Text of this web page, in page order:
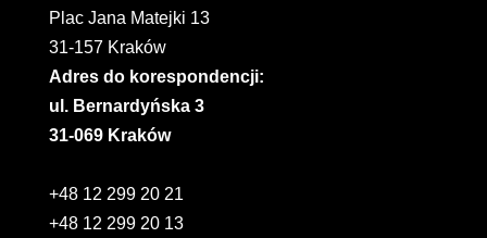
Plac Jana Matejki 13
31-157 Kraków
Adres do korespondencji:
ul. Bernardyńska 3
31-069 Kraków
+48 12 299 20 21
+48 12 299 20 13